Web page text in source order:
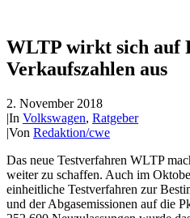
WLTP wirkt sich auf
Verkaufszahlen aus
2. November 2018
|In Volkswagen, Ratgeber
|Von Redaktion/cwe
Das neue Testverfahren WLTP
weiter zu schaffen. Auch im
einheitliche Testverfahren zur
und der Abgasemissionen auf die